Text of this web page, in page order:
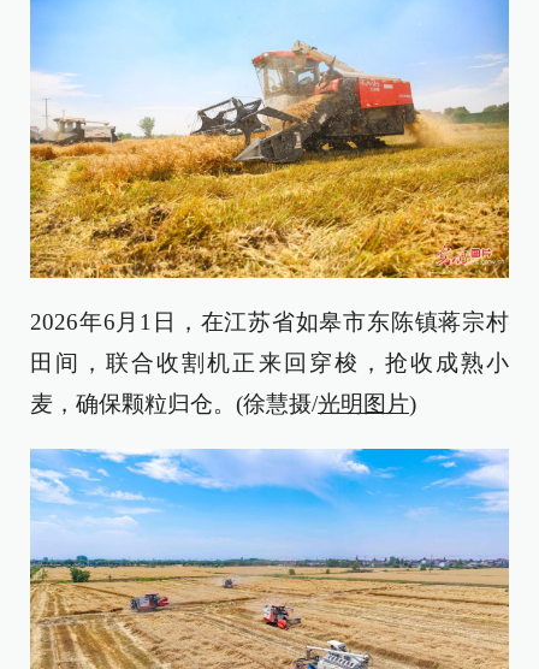
2026年6月1日，在江苏省如皋市东陈镇蒋宗村
田间，联合收割机正来回穿梭，抢收成熟小
麦，确保颗粒归仓。(徐慧摄/光明图片)